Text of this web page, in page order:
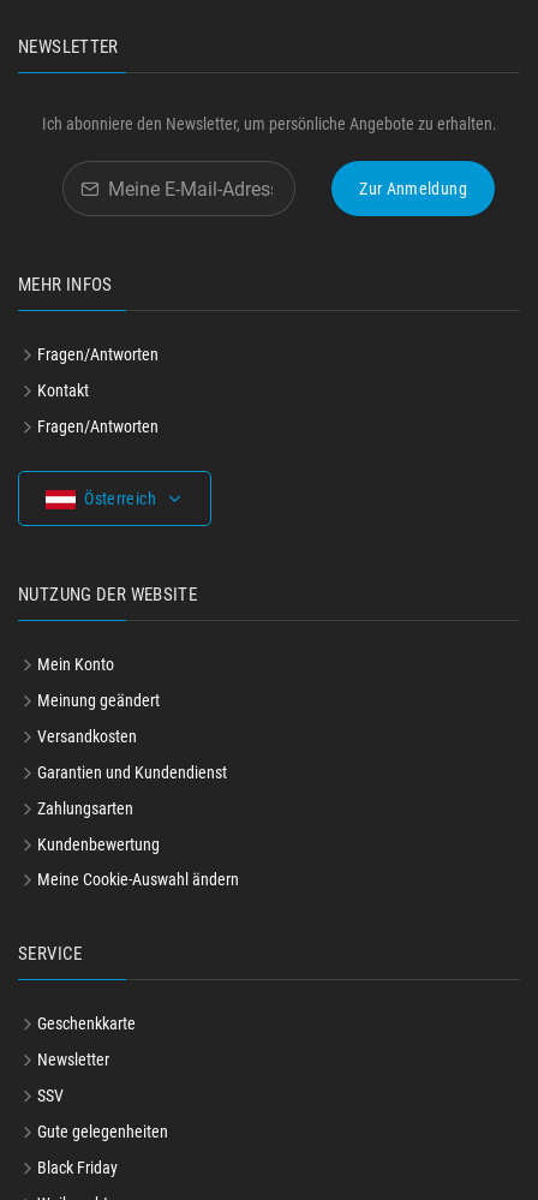
NEWSLETTER
Ich abonniere den Newsletter, um persönliche Angebote zu erhalten.
Zur Anmeldung
MEHR INFOS
Fragen/Antworten
Kontakt
Fragen/Antworten
Österreich
NUTZUNG DER WEBSITE
Mein Konto
Meinung geändert
Versandkosten
Garantien und Kundendienst
Zahlungsarten
Kundenbewertung
Meine Cookie-Auswahl ändern
SERVICE
Geschenkkarte
Newsletter
SSV
Gute gelegenheiten
Black Friday